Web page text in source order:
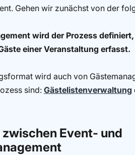
Gehen wir zunächst von der
wird der Prozess
einer Veranstaltung erfasst.
wird auch von
sind: Gästelistenverwaltung
Event- und